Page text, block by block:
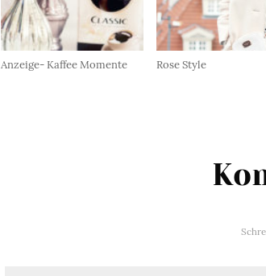
Anzeige- Kaffee Momente Rose Style